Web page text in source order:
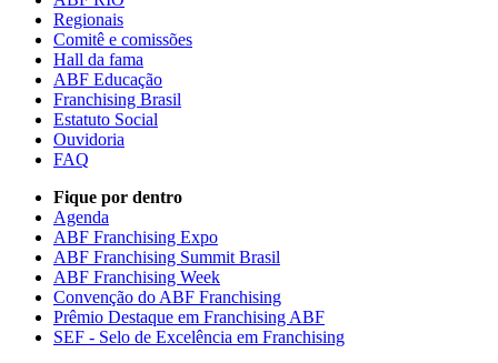
Regionais
Comitê e comissões
Hall da fama
ABF Educação
Franchising Brasil
Estatuto Social
Ouvidoria
FAQ
Fique por dentro
Agenda
ABF Franchising Expo
ABF Franchising Summit Brasil
ABF Franchising Week
Convenção do ABF Franchising
Prêmio Destaque em Franchising ABF
SEF - Selo de Excelência em Franchising